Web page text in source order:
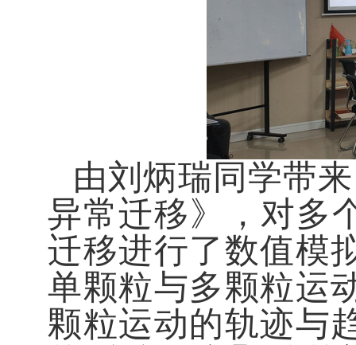
由刘炳瑞同学带
异常迁移》，对多
迁移进行了数值模
单颗粒与多颗粒运
颗粒运动的轨迹与